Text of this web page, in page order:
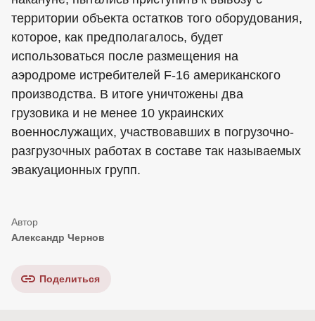
территории объекта остатков того оборудования,
которое, как предполагалось, будет
использоваться после размещения на
аэродроме истребителей F-16 американского
производства. В итоге уничтожены два
грузовика и не менее 10 украинских
военнослужащих, участвовавших в погрузочно-
разгрузочных работах в составе так называемых
эвакуационных групп.
Александр Чернов
Поделиться